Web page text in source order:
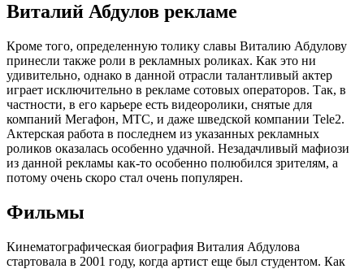
Виталий Абдулов рекламе
Кроме того, определенную толику славы Виталию Абдулову
принесли также роли в рекламных роликах. Как это ни
удивительно, однако в данной отрасли талантливый актер
играет исключительно в рекламе сотовых операторов. Так, в
частности, в его карьере есть видеоролики, снятые для
компаний Мегафон, МТС, и даже шведской компании Tele2.
Актерская работа в последнем из указанных рекламных
роликов оказалась особенно удачной. Незадачливый мафиози
из данной рекламы как-то особенно полюбился зрителям, а
потому очень скоро стал очень популярен.
Фильмы
Кинематографическая биография Виталия Абдулова
стартовала в 2001 году, когда артист еще был студентом. Как